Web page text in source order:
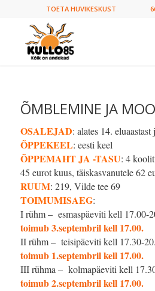
TOETA HUVIKESKUST
ÕMBLEMINE JA
OSALEJAD: alates 14.
ÕPPEKEEL: eesti keel
ÕPPEMAHT JA -TASU: 4
45 eurot kuus, täiskasvanutele 62
RUUM: 219, Vilde tee 69
TOIMUMISAEG:
I rühm – esmaspäeviti kell 17.00-
toimub 3.septembril kell 17.00.
II rühm – teisipäeviti kell 17.30-
toimub 1.septembril kell 17.00.
III rühma – kolmapäeviti kell
toimub 2.septembril kell 17.00.